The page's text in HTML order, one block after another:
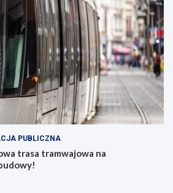
PUBLICZNA
trasa tramwajowa na